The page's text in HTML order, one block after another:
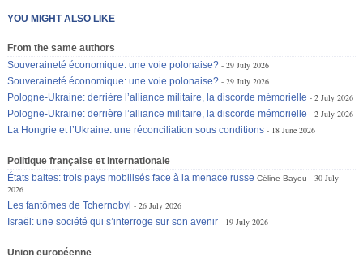
YOU MIGHT ALSO LIKE
From the same authors
Souveraineté économique: une voie polonaise?
29 July 2026
Souveraineté économique: une voie polonaise?
29 July 2026
Pologne-Ukraine: derrière l’alliance militaire, la discorde mémorielle
2 July 2026
Pologne-Ukraine: derrière l’alliance militaire, la discorde mémorielle
2 July 2026
La Hongrie et l’Ukraine: une réconciliation sous conditions
18 June 2026
Politique française et internationale
États baltes: trois pays mobilisés face à la menace russe Céline Bayou
30 July
2026
Les fantômes de Tchernobyl
26 July 2026
Israël: une société qui s’interroge sur son avenir
19 July 2026
Union européenne